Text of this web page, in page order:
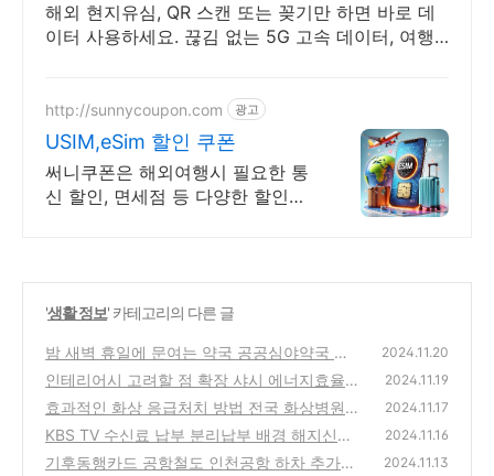
해외 현지유심, QR 스캔 또는 꽂기만 하면 바로 데
이터 사용하세요. 끊김 없는 5G 고속 데이터, 여행
http://sunnycoupon.com 광고
USIM,eSim 할인 쿠폰
써니쿠폰은 해외여행시 필요한 통
신 할인, 면세점 등 다양한 할인쿠
'생활 정보' 카테고리의 다른 글
밤 새벽 휴일에 문여는 약국 공공심야약국 위
치
(0)
2024.11.20
인테리어시 고려할 점 확장 샤시 에너지효율등
급 난방 시공
(0)
2024.11.19
효과적인 화상 응급처치 방법 전국 화상병원
찾기 사이토카인이란
(0)
2024.11.17
KBS TV 수신료 납부 분리납부 배경 해지신청
면제 상담시 내용 팁
(0)
2024.11.16
기후동행카드 공항철도 인천공항 하차 추가운
2024.11.13